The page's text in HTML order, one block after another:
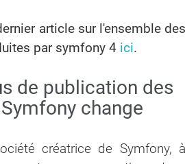
article sur l'ensemble des
par symfony 4 ici.
de publication des
change
créatrice de Symfony, à